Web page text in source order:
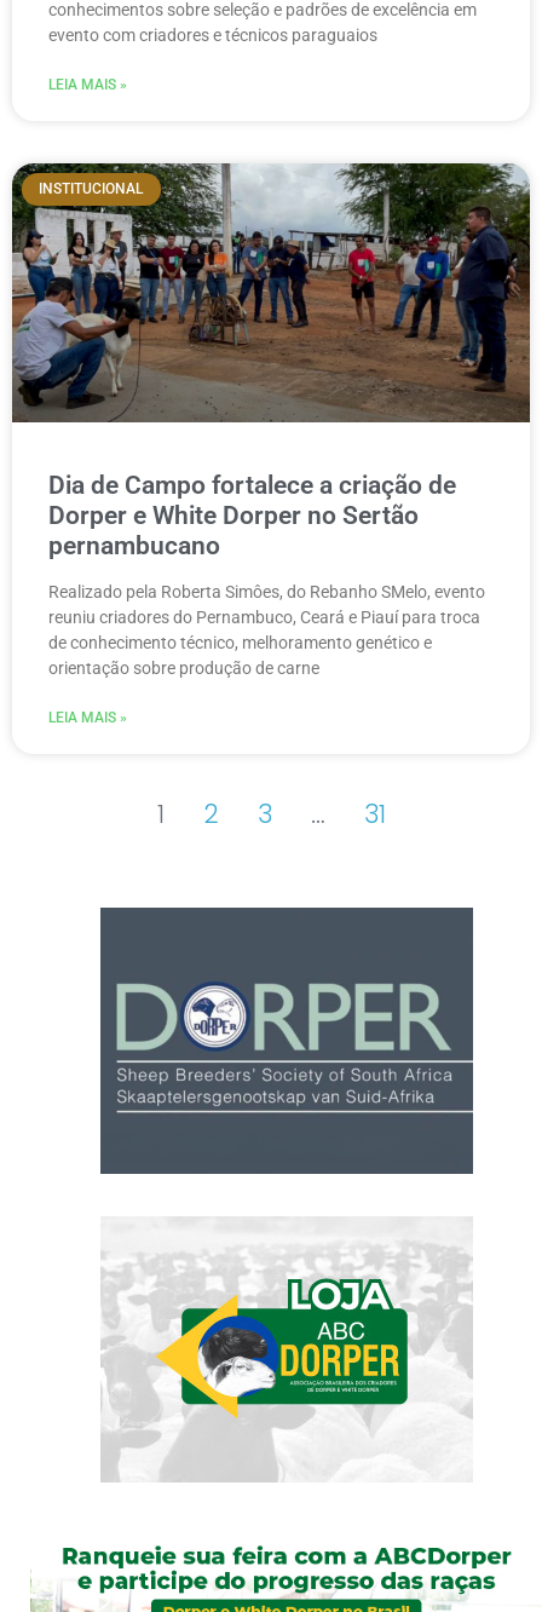
conhecimentos sobre seleção e padrões de excelência em
evento com criadores e técnicos paraguaios
LEIA MAIS »
INSTITUCIONAL
Dia de Campo fortalece a criação de
Dorper e White Dorper no Sertão
pernambucano
Realizado pela Roberta Simôes, do Rebanho SMelo, evento
reuniu criadores do Pernambuco, Ceará e Piauí para troca
de conhecimento técnico, melhoramento genético e
orientação sobre produção de carne
LEIA MAIS »
1 2 3 … 31